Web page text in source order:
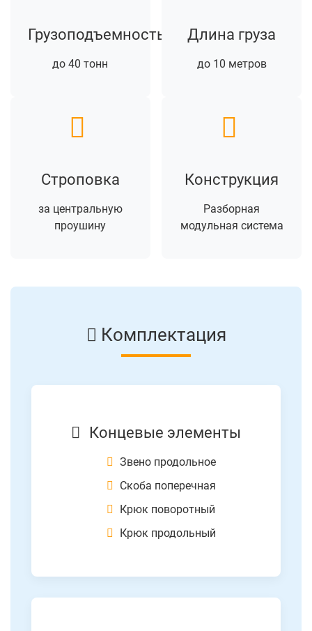
Грузоподъемность
до 40 тонн
Длина груза
до 10 метров
Строповка
за центральную
проушину
Конструкция
Разборная
модульная система
Комплектация
Концевые элементы
Звено продольное
Скоба поперечная
Крюк поворотный
Крюк продольный